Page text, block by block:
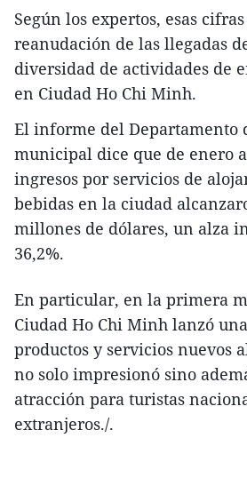
Según los expertos, esas
reanudación de las llegadas
diversidad de actividades de
en Ciudad Ho Chi Minh.
El informe del Departamento
municipal dice que de enero
ingresos por servicios de
bebidas en la ciudad
millones de dólares, un alza
36,2%.
En particular, en la primera
Ciudad Ho Chi Minh lanzó
productos y servicios nuevos
no solo impresionó sino
atracción para turistas
extranjeros./.